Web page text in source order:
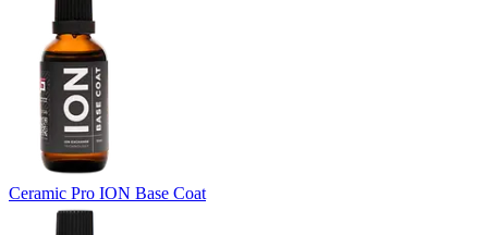
Ceramic Pro ION Base Coat